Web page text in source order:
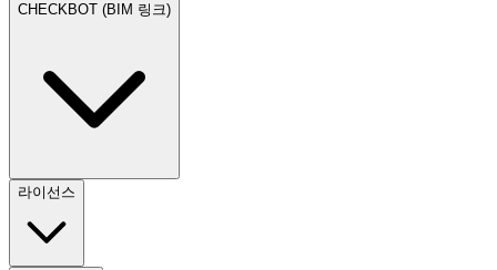
CHECKBOT (BIM 링크)
라이선스